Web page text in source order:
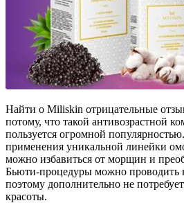
Найти о Miliskin отрицательные
потому, что такой антивозрастной
пользуется огромной популярностью.
применения уникальной линейки
можно избавиться от морщин и
Бьюти-процедуры можно проводить
поэтому дополнительно не
красоты.